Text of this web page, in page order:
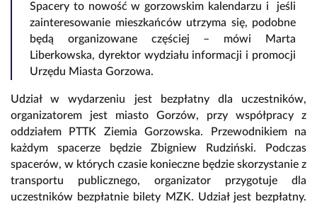
Spacery to nowość w gorzowskim kalendarzu i jeśli
zainteresowanie mieszkańców utrzyma się, podobne
będą organizowane częściej – mówi Marta
Liberkowska, dyrektor wydziału informacji i promocji
Urzędu Miasta Gorzowa.
Udział w wydarzeniu jest bezpłatny dla uczestników,
organizatorem jest miasto Gorzów, przy współpracy z
oddziałem PTTK Ziemia Gorzowska. Przewodnikiem na
każdym spacerze będzie Zbigniew Rudziński. Podczas
spacerów, w których czasie konieczne będzie skorzystanie z
transportu publicznego, organizator przygotuje dla
uczestników bezpłatnie bilety MZK. Udział jest bezpłatny.